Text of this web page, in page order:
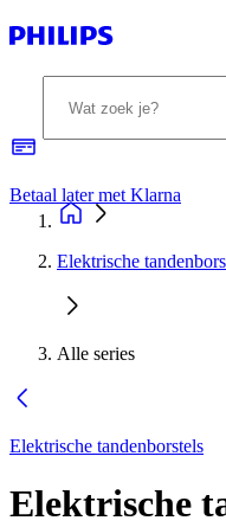
Betaal later met Klarna
Elektrische
Alle series
Elektrische tandenborstels
Elektrische